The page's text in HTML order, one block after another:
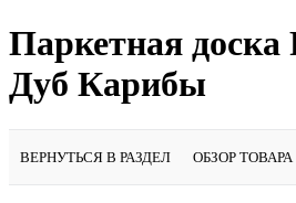
Паркетная доска
Дуб Карибы
ВЕРНУТЬСЯ В РАЗДЕЛ ОБЗОР ТОВАРА